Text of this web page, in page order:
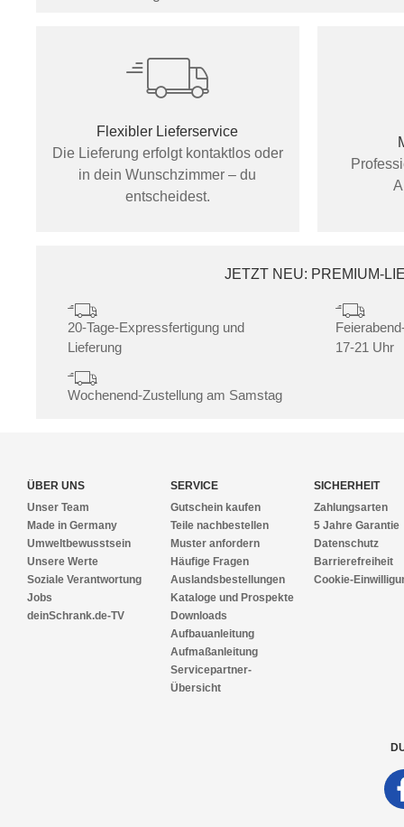
Flexibler Lieferservice
Die Lieferung erfolgt kontaktlos oder
in dein Wunschzimmer – du
entscheidest.
JETZT NEU: PREMIUM-
20-Tage-Expressfertigung und
Lieferung
17-21 Uhr
Wochenend-Zustellung am Samstag
ÜBER UNS
Unser Team
Made in Germany
Umweltbewusstsein
Unsere Werte
Soziale Verantwortung
Jobs
deinSchrank.de-TV
SERVICE
Gutschein kaufen
Teile nachbestellen
Muster anfordern
Häufige Fragen
Auslandsbestellungen
Kataloge und Prospekte
Downloads
Aufbauanleitung
Aufmaßanleitung
Servicepartner-
Übersicht
SICHERHEIT
Zahlungsarten
5 Jahre Garantie
Datenschutz
Barrierefreiheit
Cookie-